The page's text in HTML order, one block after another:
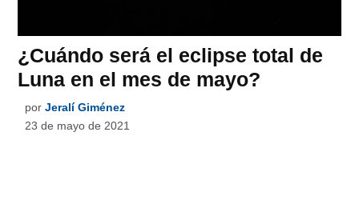
¿Cuándo será el eclipse total de
Luna en el mes de mayo?
por Jeralí Giménez
23 de mayo de 2021